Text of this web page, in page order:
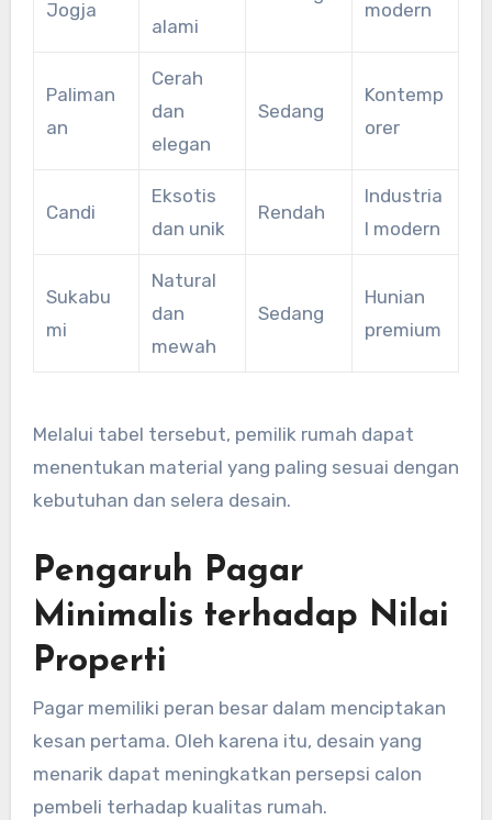
Jogja
alami
modern
Paliman
an
Cerah
dan
elegan
Sedang
Kontemp
orer
Candi
Eksotis
dan unik
Rendah
Industria
l modern
Sukabu
mi
Natural
dan
mewah
Sedang
Hunian
premium
Melalui tabel tersebut, pemilik rumah dapat
menentukan material yang paling sesuai dengan
kebutuhan dan selera desain.
Pengaruh Pagar
Minimalis terhadap Nilai
Properti
Pagar memiliki peran besar dalam menciptakan
kesan pertama. Oleh karena itu, desain yang
menarik dapat meningkatkan persepsi calon
pembeli terhadap kualitas rumah.